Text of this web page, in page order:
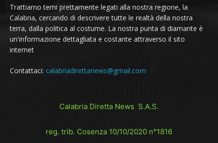
Trattiamo temi prettamente legati alla nostra regione, la
Calabria, cercando di descrivere tutte le realtà della nostra
terra, dalla politica al costume. La nostra punta di diamante è
un'informazione dettagliata e costante attraverso il sito
internet
Contattaci: calabriadirettanews@gmail.com
Calabria Diretta News S.A.S.
reg. trib. Cosenza 10/10/2020 n°1816